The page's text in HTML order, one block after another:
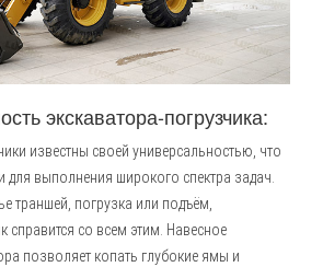
экскаватора-погрузчика:
известны своей универсальностью, что
для выполнения широкого спектра задач.
траншей, погрузка или подъём,
справится со всем этим. Навесное
позволяет копать глубокие ямы и